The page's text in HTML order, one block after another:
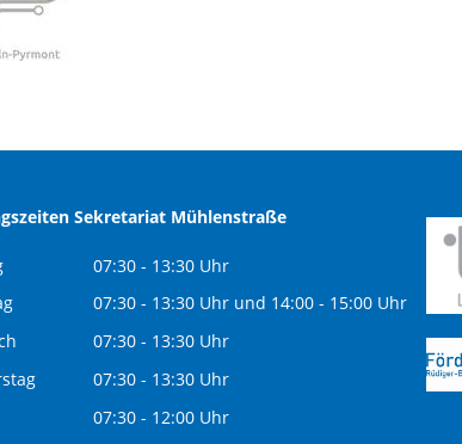
Sekretariat Mühlenstraße
07:30 - 13:30 Uhr
07:30 - 13:30 Uhr und 14:00 - 15:00 Uhr
07:30 - 13:30 Uhr
07:30 - 13:30 Uhr
07:30 - 12:00 Uhr